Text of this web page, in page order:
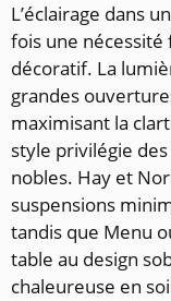
L’éclairage dans
fois une
décoratif. La
grandes
maximisant la
style privilégie
nobles. Hay et
suspensions
tandis que Menu
table au design
chaleureuse en